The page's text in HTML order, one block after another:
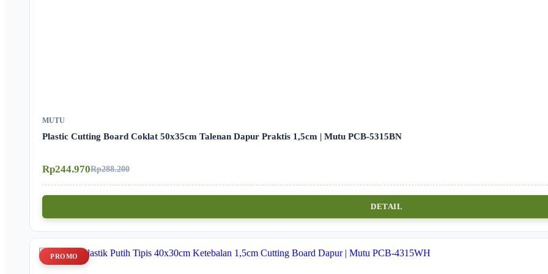
MUTU
Plastic Cutting Board Coklat 50x35cm Talenan Dapur Praktis 1,5cm | Mutu PCB-5315BN
Rp244.970Rp288.200
DETAIL
PROMO